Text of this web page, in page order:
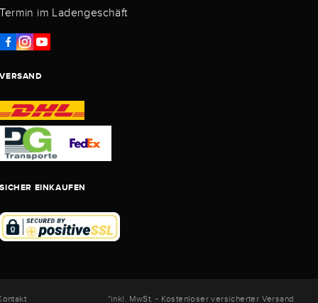
Termin im Ladengeschäft
VERSAND
SICHER EINKAUFEN
*inkl. MwSt. - Kostenloser versicherter Versand